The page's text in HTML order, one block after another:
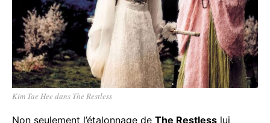
Kim Tae Hee dans The Restless
Non seulement l’étalonnage de The Restless lui